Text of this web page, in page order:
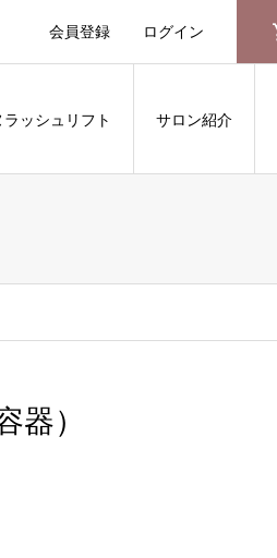
会員登録 ログイン
ッシュリフト サロン紹介
器）